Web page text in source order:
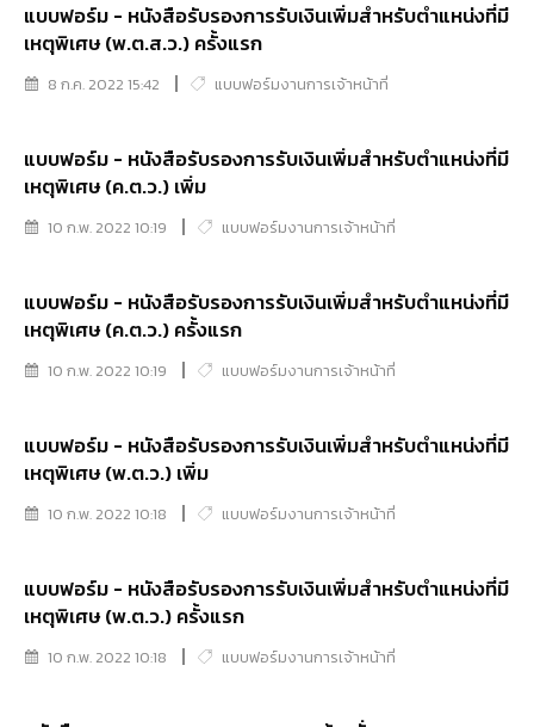
แบบฟอร์ม - หนังสือรับรองการรับเงินเพิ่มสำหรับตำแหน่งที่มี
เหตุพิเศษ (พ.ต.ส.ว.) ครั้งแรก
8 ก.ค. 2022 15:42 แบบฟอร์มงานการเจ้าหน้าที่
แบบฟอร์ม - หนังสือรับรองการรับเงินเพิ่มสำหรับตำแหน่งที่มี
เหตุพิเศษ (ค.ต.ว.) เพิ่ม
10 ก.พ. 2022 10:19 แบบฟอร์มงานการเจ้าหน้าที่
แบบฟอร์ม - หนังสือรับรองการรับเงินเพิ่มสำหรับตำแหน่งที่มี
เหตุพิเศษ (ค.ต.ว.) ครั้งแรก
10 ก.พ. 2022 10:19 แบบฟอร์มงานการเจ้าหน้าที่
แบบฟอร์ม - หนังสือรับรองการรับเงินเพิ่มสำหรับตำแหน่งที่มี
เหตุพิเศษ (พ.ต.ว.) เพิ่ม
10 ก.พ. 2022 10:18 แบบฟอร์มงานการเจ้าหน้าที่
แบบฟอร์ม - หนังสือรับรองการรับเงินเพิ่มสำหรับตำแหน่งที่มี
เหตุพิเศษ (พ.ต.ว.) ครั้งแรก
10 ก.พ. 2022 10:18 แบบฟอร์มงานการเจ้าหน้าที่